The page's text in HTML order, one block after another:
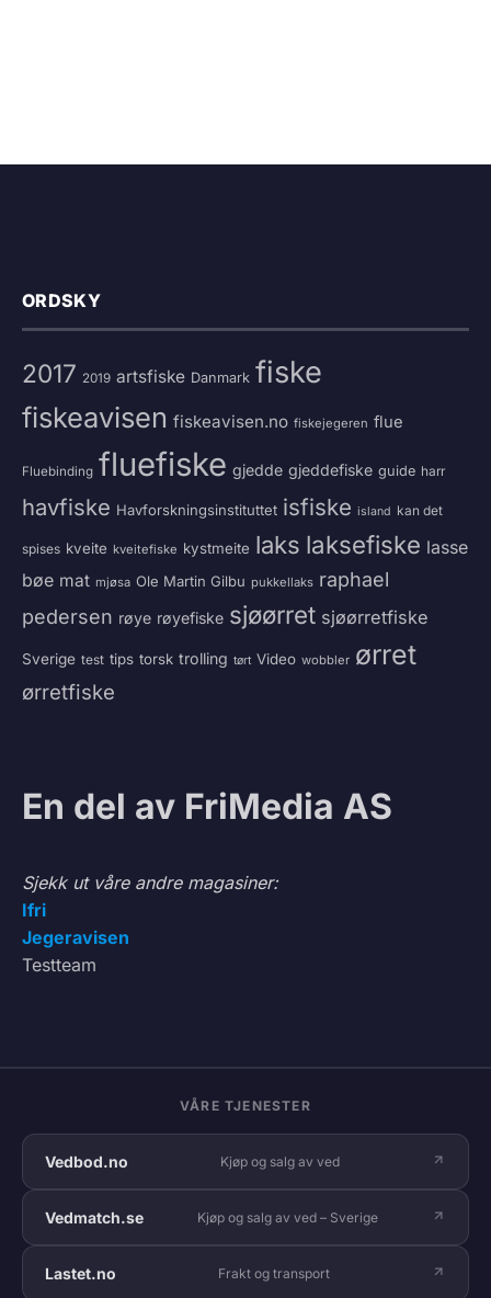
ORDSKY
2017 2019 artsfiske Danmark fiske
fiskeavisen fiskeavisen.no fiskejegeren flue
Fluebinding fluefiske gjedde gjeddefiske guide harr
havfiske Havforskningsinstituttet isfiske island kan det
spises kveite kveitefiske kystmeite laks laksefiske lasse
bøe mat mjøsa Ole Martin Gilbu pukkellaks raphael
pedersen røye røyefiske sjøørret sjøørretfiske
Sverige test tips torsk trolling tørt Video wobbler ørret
ørretfiske
En del av FriMedia AS
Sjekk ut våre andre magasiner:
Ifri
Jegeravisen
Testteam
VÅRE TJENESTER
Vedbod.no Kjøp og salg av ved
Vedmatch.se Kjøp og salg av ved – Sverige
Lastet.no Frakt og transport